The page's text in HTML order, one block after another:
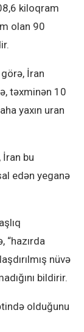
kiloqram
olan 90
İran
təxminən 10
yaxın uran
İran bu
edən yeganə
“hazırda
nüvə
bildirir.
olduğunu